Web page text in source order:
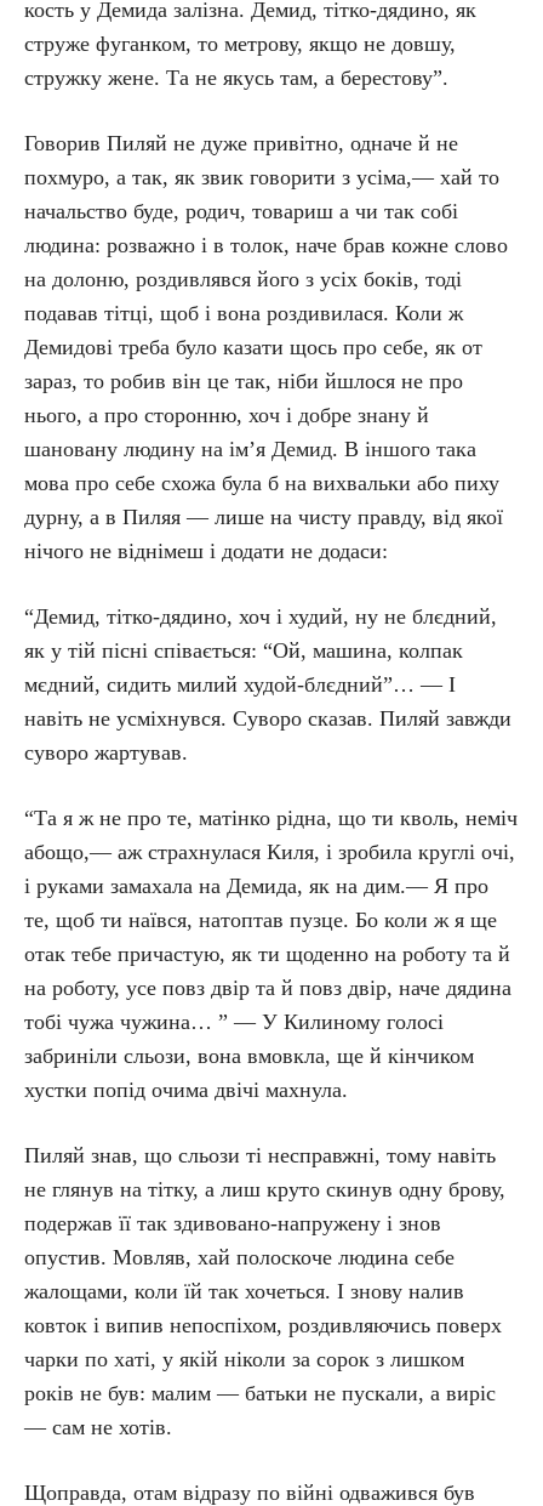
кость у Демида залізна. Демид, тітко-дядино, як
струже фуганком, то метрову, якщо не довшу,
стружку жене. Та не якусь там, а берестову”.
Говорив Пиляй не дуже привітно, одначе й не
похмуро, а так, як звик говорити з усіма,— хай то
начальство буде, родич, товариш а чи так собі
людина: розважно і в толок, наче брав кожне слово
на долоню, роздивлявся його з усіх боків, тоді
подавав тітці, щоб і вона роздивилася. Коли ж
Демидові треба було казати щось про себе, як от
зараз, то робив він це так, ніби йшлося не про
нього, а про сторонню, хоч і добре знану й
шановану людину на ім’я Демид. В іншого така
мова про себе схожа була б на вихвальки або пиху
дурну, а в Пиляя — лише на чисту правду, від якої
нічого не віднімеш і додати не додаси:
“Демид, тітко-дядино, хоч і худий, ну не блєдний,
як у тій пісні співається: “Ой, машина, колпак
мєдний, сидить милий худой-блєдний”… — І
навіть не усміхнувся. Суворо сказав. Пиляй завжди
суворо жартував.
“Та я ж не про те, матінко рідна, що ти кволь, неміч
абощо,— аж страхнулася Киля, і зробила круглі очі,
і руками замахала на Демида, як на дим.— Я про
те, щоб ти наївся, натоптав пузце. Бо коли ж я ще
отак тебе причастую, як ти щоденно на роботу та й
на роботу, усе повз двір та й повз двір, наче дядина
тобі чужа чужина… ” — У Килиному голосі
забриніли сльози, вона вмовкла, ще й кінчиком
хустки попід очима двічі махнула.
Пиляй знав, що сльози ті несправжні, тому навіть
не глянув на тітку, а лиш круто скинув одну брову,
подержав її так здивовано-напружену і знов
опустив. Мовляв, хай полоскоче людина себе
жалощами, коли їй так хочеться. І знову налив
ковток і випив непоспіхом, роздивляючись поверх
чарки по хаті, у якій ніколи за сорок з лишком
років не був: малим — батьки не пускали, а виріс
— сам не хотів.
Щоправда, отам відразу по війні одважився був